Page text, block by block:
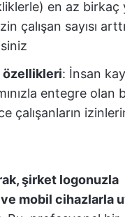
en az birkaç
çalışan sayısı
özellikleri: İnsan
entegre olan
çalışanların
şirket logonuzla
mobil cihazlarla